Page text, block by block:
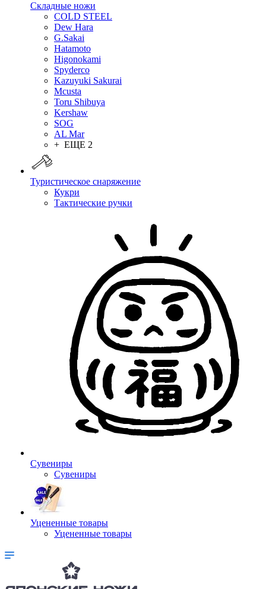
Складные ножи
COLD STEEL
Dew Hara
G.Sakai
Hatamoto
Higonokami
Spyderco
Kazuyuki Sakurai
Mcusta
Toru Shibuya
Kershaw
SOG
AL Mar
+ ЕЩЕ 2
Туристическое снаряжение
Кукри
Тактические ручки
Сувениры
Сувениры
Уцененные товары
Уцененные товары